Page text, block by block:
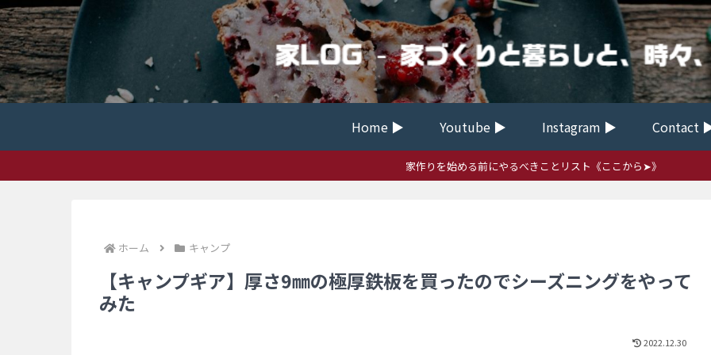
Home ▶ Youtube ▶ Instagram ▶ Contact
家作りを始める前にやるべきことリスト《ここから➤》
ホーム キャンプ
【キャンプギア】厚さ9㎜の極厚鉄板を買ったのでシーズニングをやって
みた
2022.12.30